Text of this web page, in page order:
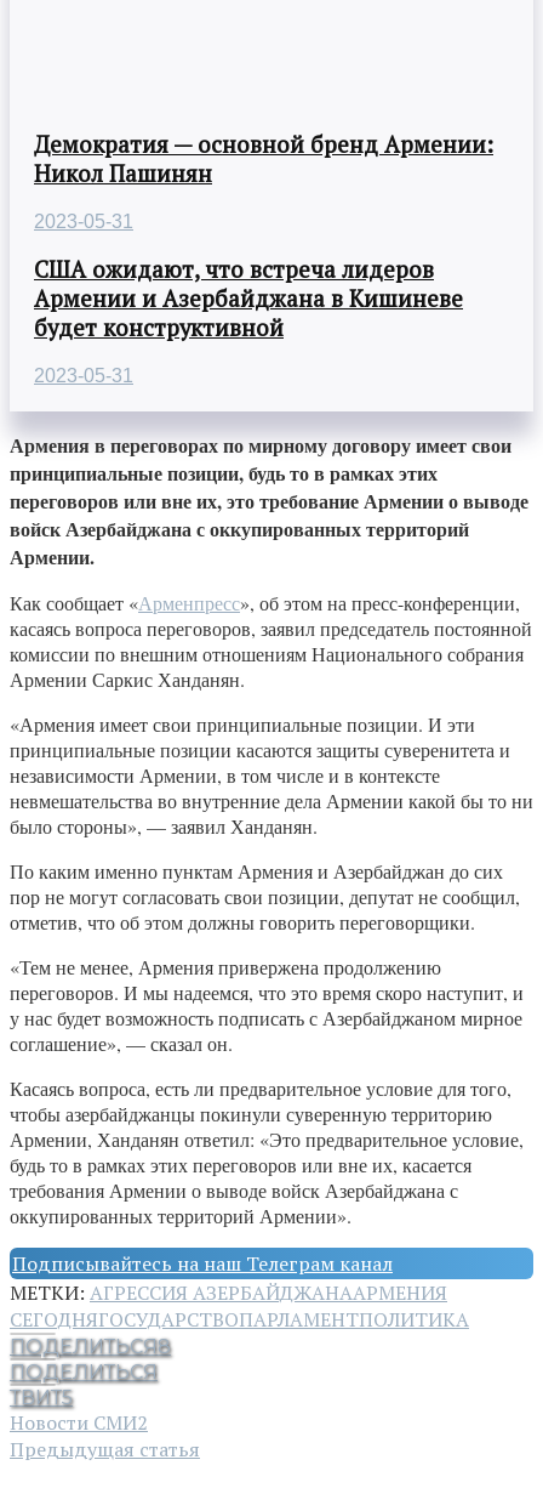
Демократия — основной бренд Армении:
Никол Пашинян
2023-05-31
США ожидают, что встреча лидеров
Армении и Азербайджана в Кишиневе
будет конструктивной
2023-05-31
Армения в переговорах по мирному договору имеет свои
принципиальные позиции, будь то в рамках этих
переговоров или вне их, это требование Армении о выводе
войск Азербайджана с оккупированных территорий
Армении.
Как сообщает «Арменпресс», об этом на пресс-конференции,
касаясь вопроса переговоров, заявил председатель постоянной
комиссии по внешним отношениям Национального собрания
Армении Саркис Ханданян.
«Армения имеет свои принципиальные позиции. И эти
принципиальные позиции касаются защиты суверенитета и
независимости Армении, в том числе и в контексте
невмешательства во внутренние дела Армении какой бы то ни
было стороны», — заявил Ханданян.
По каким именно пунктам Армения и Азербайджан до сих
пор не могут согласовать свои позиции, депутат не сообщил,
отметив, что об этом должны говорить переговорщики.
«Тем не менее, Армения привержена продолжению
переговоров. И мы надеемся, что это время скоро наступит, и
у нас будет возможность подписать с Азербайджаном мирное
соглашение», — сказал он.
Касаясь вопроса, есть ли предварительное условие для того,
чтобы азербайджанцы покинули суверенную территорию
Армении, Ханданян ответил: «Это предварительное условие,
будь то в рамках этих переговоров или вне их, касается
требования Армении о выводе войск Азербайджана с
оккупированных территорий Армении».
Подписывайтесь на наш Телеграм канал
МЕТКИ: АГРЕССИЯ АЗЕРБАЙДЖАНААРМЕНИЯ
СЕГОДНЯГОСУДАРСТВОПАРЛАМЕНТПОЛИТИКА
ПОДЕЛИТЬСЯ8
ПОДЕЛИТЬСЯ
ТВИТ5
Новости СМИ2
Предыдущая статья